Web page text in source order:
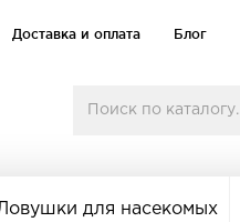
Доставка и оплата Блог
для насекомых